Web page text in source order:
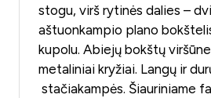
stogu, virš rytinės dalies –
aštuonkampio plano
kupolu. Abiejų bokštų
metaliniai kryžiai. Langų ir
stačiakampės. Šiauriniame